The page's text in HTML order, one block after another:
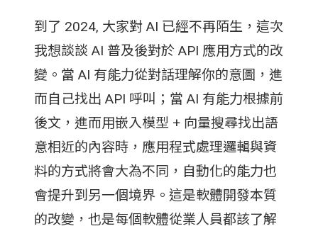
到了 2024, 大家對 AI 已經不再陌生，這次
我想談談 AI 普及後對於 API 應用方式的改
變。當 AI 有能力從對話理解你的意圖，進
而自己找出 API 呼叫；當 AI 有能力根據前
後文，進而用嵌入模型 + 向量搜尋找出語
意相近的內容時，應用程式處理邏輯與資
料的方式將會大為不同，自動化的能力也
會提升到另一個境界。這是軟體開發本質
的改變，也是每個軟體從業人員都該了解